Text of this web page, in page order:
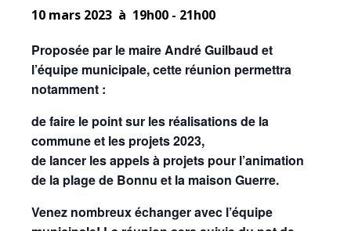
10 mars 2023 à 19h00 - 21h00
Proposée par le maire André Guilbaud et
l’équipe municipale, cette réunion permettra
notamment :
de faire le point sur les réalisations de la
commune et les projets 2023,
de lancer les appels à projets pour l’animation
de la plage de Bonnu et la maison Guerre.
Venez nombreux échanger avec l’équipe